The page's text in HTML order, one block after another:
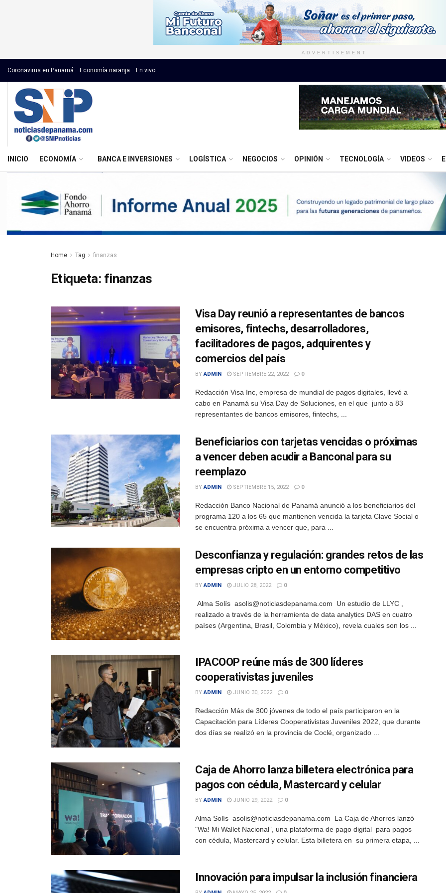
ADVERTISEMENT
Coronavirus en Panamá Economía naranja En vivo
INICIO ECONOMÍA BANCA E INVERSIONES LOGÍSTICA NEGOCIOS OPINIÓN TECNOLOGÍA VIDEOS
Home Tag finanzas
Etiqueta: finanzas
Visa Day reunió a representantes de bancos
emisores, fintechs, desarrolladores,
facilitadores de pagos, adquirentes y
comercios del país
BY ADMIN SEPTIEMBRE 22, 2022 0
Redacción Visa Inc, empresa de mundial de pagos digitales, llevó a
cabo en Panamá su Visa Day de Soluciones, en el que junto a 83
representantes de bancos emisores, fintechs, ...
Beneficiarios con tarjetas vencidas o próximas
a vencer deben acudir a Banconal para su
reemplazo
BY ADMIN SEPTIEMBRE 15, 2022 0
Redacción Banco Nacional de Panamá anunció a los beneficiarios del
programa 120 a los 65 que mantienen vencida la tarjeta Clave Social o
se encuentra próxima a vencer que, para ...
Desconfianza y regulación: grandes retos de las
empresas cripto en un entorno competitivo
BY ADMIN JULIO 28, 2022 0
Alma Solís asolis@noticiasdepanama.com Un estudio de LLYC ,
realizado a través de la herramienta de data analytics DAS en cuatro
países (Argentina, Brasil, Colombia y México), revela cuales son los ...
IPACOOP reúne más de 300 líderes
cooperativistas juveniles
BY ADMIN JUNIO 30, 2022 0
Redacción Más de 300 jóvenes de todo el país participaron en la
Capacitación para Líderes Cooperativistas Juveniles 2022, que durante
dos días se realizó en la provincia de Coclé, organizado ...
Caja de Ahorro lanza billetera electrónica para
pagos con cédula, Mastercard y celular
BY ADMIN JUNIO 29, 2022 0
Alma Solís asolis@noticiasdepanama.com La Caja de Ahorros lanzó
"Wa! Mi Wallet Nacional”, una plataforma de pago digital para pagos
con cédula, Mastercard y celular. Esta billetera en su primera etapa, ...
Innovación para impulsar la inclusión financiera